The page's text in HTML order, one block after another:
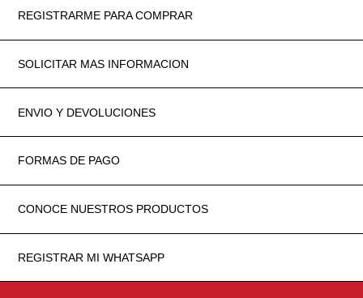
REGISTRARME PARA COMPRAR
SOLICITAR MAS INFORMACION
ENVIO Y DEVOLUCIONES
FORMAS DE PAGO
CONOCE NUESTROS PRODUCTOS
REGISTRAR MI WHATSAPP